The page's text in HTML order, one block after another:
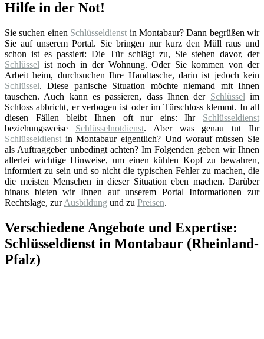
Hilfe in der Not!
Sie suchen einen Schlüsseldienst in Montabaur? Dann begrüßen wir
Sie auf unserem Portal. Sie bringen nur kurz den Müll raus und
schon ist es passiert: Die Tür schlägt zu, Sie stehen davor, der
Schlüssel ist noch in der Wohnung. Oder Sie kommen von der
Arbeit heim, durchsuchen Ihre Handtasche, darin ist jedoch kein
Schlüssel. Diese panische Situation möchte niemand mit Ihnen
tauschen. Auch kann es passieren, dass Ihnen der Schlüssel im
Schloss abbricht, er verbogen ist oder im Türschloss klemmt. In all
diesen Fällen bleibt Ihnen oft nur eins: Ihr Schlüsseldienst
beziehungsweise Schlüsselnotdienst. Aber was genau tut Ihr
Schlüsseldienst in Montabaur eigentlich? Und worauf müssen Sie
als Auftraggeber unbedingt achten? Im Folgenden geben wir Ihnen
allerlei wichtige Hinweise, um einen kühlen Kopf zu bewahren,
informiert zu sein und so nicht die typischen Fehler zu machen, die
die meisten Menschen in dieser Situation eben machen. Darüber
hinaus bieten wir Ihnen auf unserem Portal Informationen zur
Rechtslage, zurAusbildung und zu Preisen.
Verschiedene Angebote und Expertise:
Schlüsseldienst in Montabaur (Rheinland-
Pfalz)